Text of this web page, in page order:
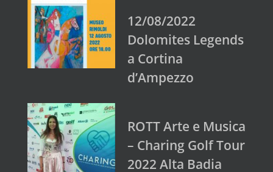
12/08/2022
Dolomites Legends
a Cortina
d’Ampezzo
ROTT Arte e Musica
– Charing Golf Tour
2022 Alta Badia